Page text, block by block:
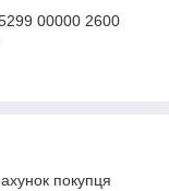
00000 2600
покупця